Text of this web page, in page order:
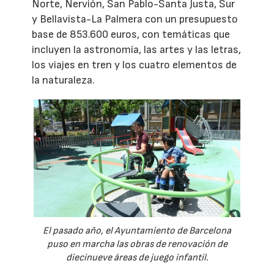
Norte, Nervión, San Pablo-Santa Justa, Sur
y Bellavista-La Palmera con un presupuesto
base de 853.600 euros, con temáticas que
incluyen la astronomía, las artes y las letras,
los viajes en tren y los cuatro elementos de
la naturaleza.
El pasado año, el Ayuntamiento de Barcelona
puso en marcha las obras de renovación de
diecinueve áreas de juego infantil.